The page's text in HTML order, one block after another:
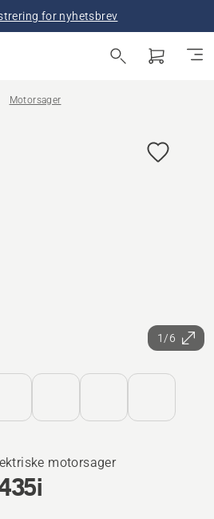
for nyhetsbrev
Motorsager
1/6
motorsager